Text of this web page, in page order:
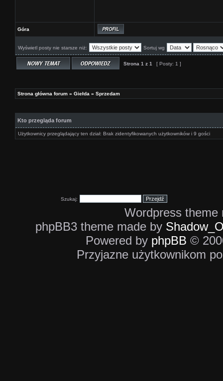
Góra
Wyświetl posty nie starsze niż: Sortuj wg
Strona 1 z 1 [ Posty: 1 ]
Strona główna forum » Giełda » Sprzedam
Kto przegląda forum
Użytkownicy przeglądający ten dział: Brak zidentyfikowanych użytkowników i 9 gości
Szukaj:
Wordpress
phpBB3 theme made by
Powered by phpBB ©
Przyjazne użytkownikom